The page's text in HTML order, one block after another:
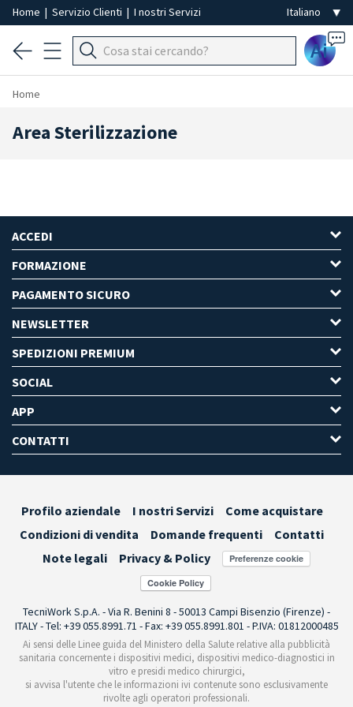
Home | Servizio Clienti | I nostri Servizi
Ai
Home
Area Sterilizzazione
ACCEDI
FORMAZIONE
PAGAMENTO SICURO
NEWSLETTER
SPEDIZIONI PREMIUM
SOCIAL
APP
CONTATTI
Profilo aziendale I nostri Servizi
Come acquistare
Condizioni di vendita
Domande frequenti
Contatti
Note legali
Privacy & Policy Preferenze cookie
TecniWork S.p.A. - Via R. Benini 8 - 50013 Campi Bisenzio (Firenze) -
ITALY - Tel: +39 055.8991.71 - Fax: +39 055.8991.801 - P.IVA: 01812000485
Ai sensi delle Linee guida del Ministero della Salute relative alla pubblicità
sanitaria concernente i dispositivi medici, dispositivi medico-diagnostici in
vitro e presidi medico chirurgici,
si avvisa l'utente che le informazioni ivi contenute sono esclusivamente
rivolte agli operatori professionali.